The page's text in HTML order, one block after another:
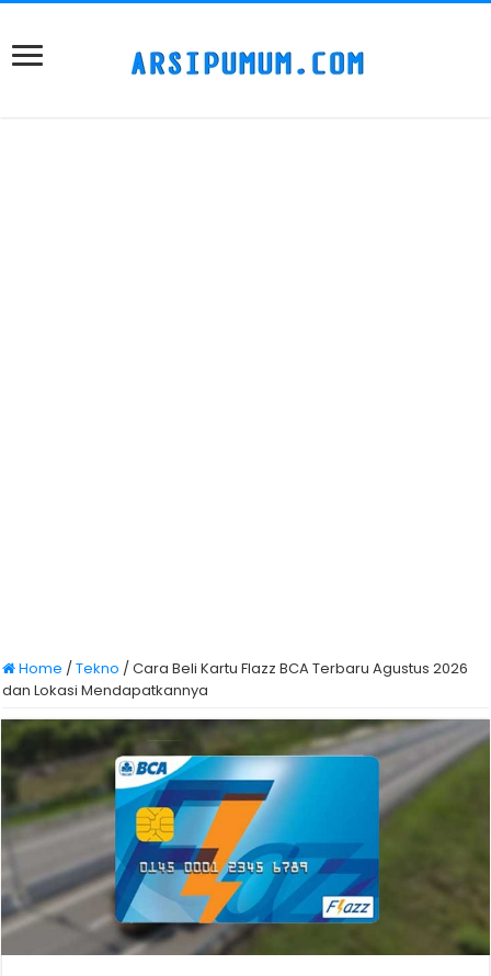
Home /Tekno /Cara Beli Kartu Flazz BCA Terbaru Agustus 2026
dan Lokasi Mendapatkannya